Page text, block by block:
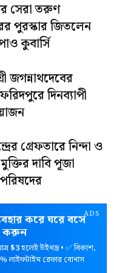
সেরা তরুণ
পুরস্কার জিতলেন
কুবার্সি
জগন্নাথদেবের
দিনব্যাপী
গ্রেফতারে নিন্দা ও
দাবি পূজা
ADS
করে ঘরে বসে
করুন
$3হলেই উইথড্র • ✅ বিকাশ,
লাইফটাইম রেফার বোনাস